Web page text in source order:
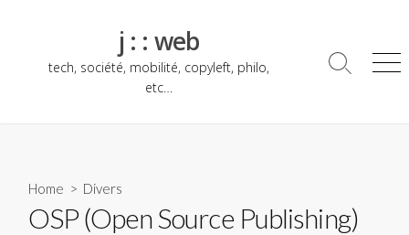
j : : web
tech, société, mobilité, copyleft, philo,
etc…
Search
Home > Divers
OSP (Open Source Publishing)